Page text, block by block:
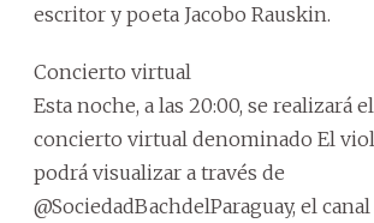
escritor y poeta Jacobo Rauskin.
Concierto virtual
Esta noche, a las 20:00, se realizará
concierto virtual denominado El
podrá visualizar a través de
@SociedadBachdelParaguay, el